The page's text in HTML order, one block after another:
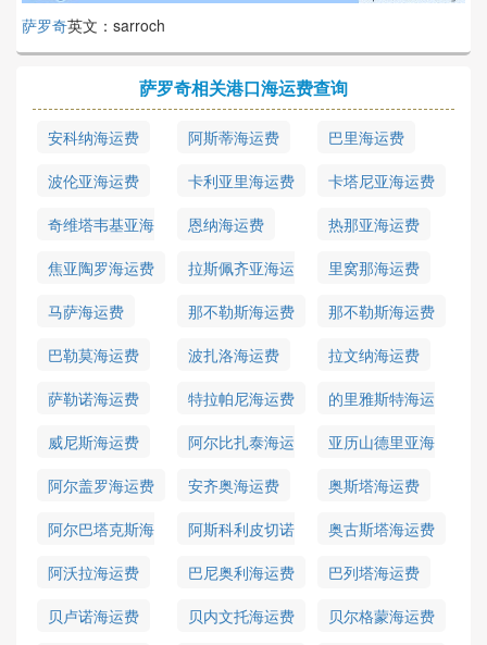
萨罗奇英文：sarroch
萨罗奇相关港口海运费查询
安科纳海运费 阿斯蒂海运费
巴里海运费
波伦亚海运费
卡利亚里海运费
卡塔尼亚海运费
奇维塔韦基亚海
运费
恩纳海运费
热那亚海运费
焦亚陶罗海运费
拉斯佩齐亚海运
里窝那海运费
马萨海运费
那不勒斯海运费
那不勒斯海运费
巴勒莫海运费
波扎洛海运费
拉文纳海运费
萨勒诺海运费
特拉帕尼海运费
的里雅斯特海运
威尼斯海运费
阿尔比扎泰海运
亚历山德里亚海
运费
阿尔盖罗海运费 安齐奥海运费
奥斯塔海运费
阿尔巴塔克斯海
阿斯科利皮切诺
奥古斯塔海运费
阿沃拉海运费
巴尼奥利海运费
巴列塔海运费
贝卢诺海运费
贝内文托海运费
贝尔格蒙海运费